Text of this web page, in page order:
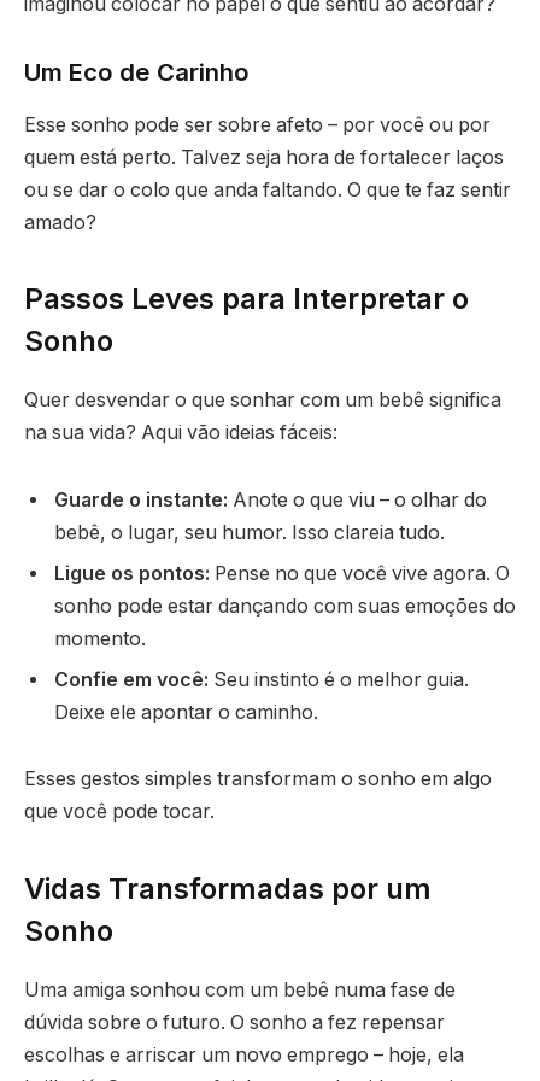
Um Eco de Carinho
Esse sonho pode ser sobre afeto – por você ou por
quem está perto. Talvez seja hora de fortalecer laços
ou se dar o colo que anda faltando. O que te faz sentir
amado?
Passos Leves para Interpretar o
Sonho
Quer desvendar o que sonhar com um bebê significa
na sua vida? Aqui vão ideias fáceis:
Guarde o instante: Anote o que viu – o olhar do
bebê, o lugar, seu humor. Isso clareia tudo.
Ligue os pontos: Pense no que você vive agora. O
sonho pode estar dançando com suas emoções do
momento.
Confie em você: Seu instinto é o melhor guia.
Deixe ele apontar o caminho.
Esses gestos simples transformam o sonho em algo
que você pode tocar.
Vidas Transformadas por um
Sonho
Uma amiga sonhou com um bebê numa fase de
dúvida sobre o futuro. O sonho a fez repensar
escolhas e arriscar um novo emprego – hoje, ela